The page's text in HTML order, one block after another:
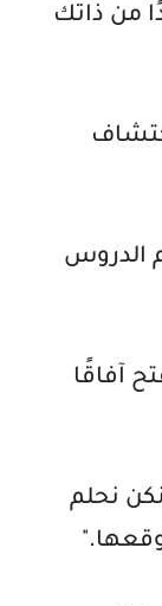
من ذاتك
الدروس
آفاقًا
نكن نحلم